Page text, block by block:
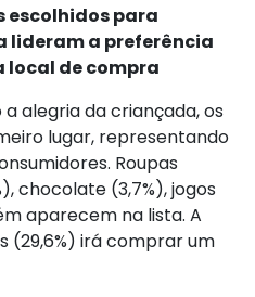
escolhidos para
lideram a preferência
local de compra
alegria da criançada, os
lugar, representando
Roupas
chocolate (3,7%), jogos
aparecem na lista. A
(29,6%) irá comprar um